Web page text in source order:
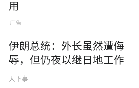
用
伊朗总统：外长虽然遭侮
辱，但仍夜以继日地工作
天下事